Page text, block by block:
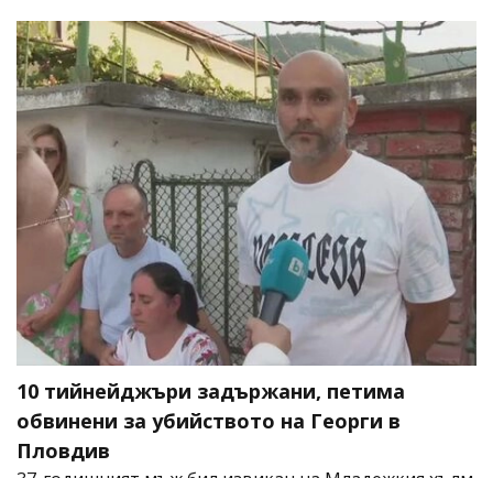
10 тийнейджъри задържани, петима
обвинени за убийството на Георги в
Пловдив